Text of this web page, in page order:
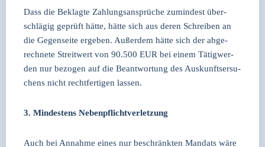
Dass die Beklag­te Zah­lungs­an­sprü­che zumin­dest über­
schlä­gig geprüft hät­te, hät­te sich aus deren Schrei­ben an
die Gegen­sei­te erge­ben. Außer­dem hät­te sich der abge­
rech­ne­te Streit­wert von 90.500 EUR bei einem Tätig­wer­
den nur bezo­gen auf die Beant­wor­tung des Aus­kunfts­er­su­
chens nicht recht­fer­ti­gen las­sen.
3. Min­des­tens Neben­pflicht­ver­let­zung
Auch bei Annah­me eines nur beschränk­ten Man­dats wäre